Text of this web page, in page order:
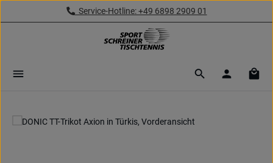
Zum Hauptinhalt springenService-Hotline: +49 6898 2909 01
Bildergalerie überspringen